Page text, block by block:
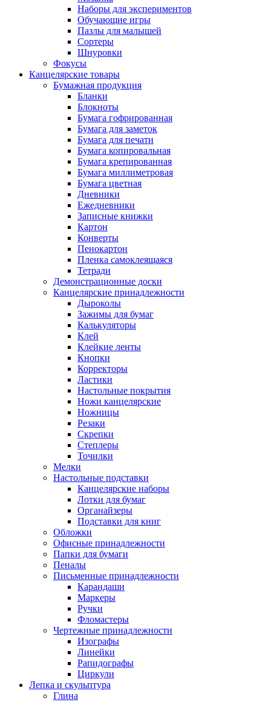
Наборы для экспериментов
Обучающие игры
Пазлы для малышей
Сортеры
Шнуровки
Фокусы
Канцелярские товары
Бумажная продукция
Бланки
Блокноты
Бумага гофрированная
Бумага для заметок
Бумага для печати
Бумага копировальная
Бумага крепированная
Бумага миллиметровая
Бумага цветная
Дневники
Ежедневники
Записные книжки
Картон
Конверты
Пенокартон
Пленка самоклеящаяся
Тетради
Демонстрационные доски
Канцелярские принадлежности
Дыроколы
Зажимы для бумаг
Калькуляторы
Клей
Клейкие ленты
Кнопки
Корректоры
Ластики
Настольные покрытия
Ножи канцелярские
Ножницы
Резаки
Скрепки
Степлеры
Точилки
Мелки
Настольные подставки
Канцелярские наборы
Лотки для бумаг
Органайзеры
Подставки для книг
Обложки
Офисные принадлежности
Папки для бумаги
Пеналы
Письменные принадлежности
Карандаши
Маркеры
Ручки
Фломастеры
Чертежные принадлежности
Изографы
Линейки
Рапидографы
Циркули
Лепка и скульптура
Глина